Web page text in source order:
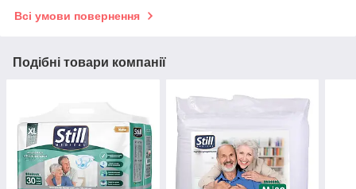
Всі умови повернення
Подібні товари компанії